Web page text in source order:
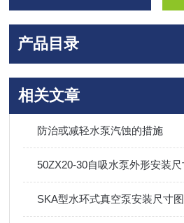
产品目录
相关文章
防治或减轻水泵汽蚀的措施
SKA型水环式真空泵安装尺寸图